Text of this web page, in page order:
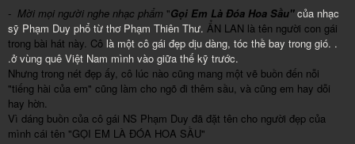
- Mời mọi người nghe nhạc phẩm "Gọi Em Là Đóa Hoa Sầu"của nhạc
sỹ Phạm Duy phổ từ thơ Phạm Thiên Thư. ẨN LAN là tên người con gái
trong bài hát này. Cô là một cô gái đẹp dịu dàng, tóc thề bay trong gió. .
.ở vùng quê Việt Nam mình vào giữa thế kỹ trước.
Nhưng trong nét đẹp ấy, cô lúc nào cũng mang một vẽ buồn đến nỗi
"tiếng hài của em" cũng làm cho ngõ đi thêm sầu, và cũng em hay dỗi
hay hờn.
Vì dáng buồn của cô gái NS Phạm Duy đã đặt tên cho người đẹp của
mình cái tên "GỌI EM LÀ ĐÓA HOA SẦU"